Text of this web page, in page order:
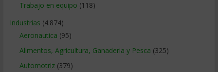
Trabajo en equipo (118)
Industrias (4.874)
Aeronautica (95)
Alimentos, Agricultura, Ganaderia y Pesca (325)
Automotriz(379)